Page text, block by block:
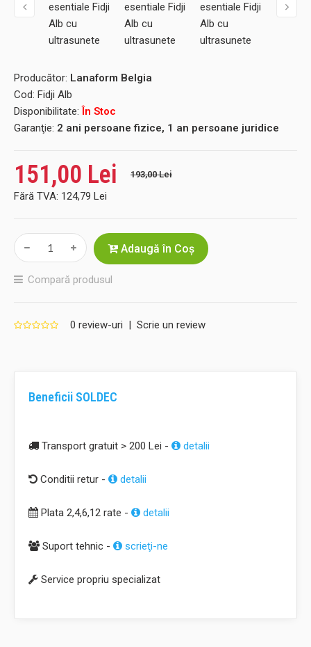
Producător: Lanaform Belgia
Cod: Fidji Alb
Disponibilitate: În Stoc
Garanţie: 2 ani persoane fizice, 1 an persoane juridice
151,00 Lei 193,00 Lei
Fără TVA: 124,79 Lei
Adaugă în Coş
Compară produsul
0 review-uri | Scrie un review
Beneficii SOLDEC
Transport gratuit > 200 Lei - detalii
Conditii retur - detalii
Plata 2,4,6,12 rate - detalii
Suport tehnic - scrieţi-ne
Service propriu specializat